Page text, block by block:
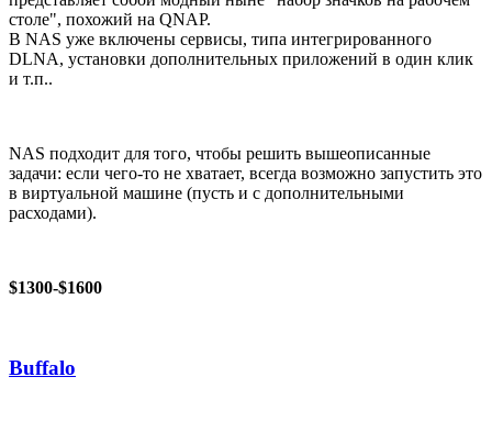
столе", похожий на QNAP.
В NAS уже включены сервисы, типа интегрированного
DLNA, установки дополнительных приложений в один клик
и т.п..
NAS подходит для того, чтобы решить вышеописанные
задачи: если чего-то не хватает, всегда возможно запустить это
в виртуальной машине (пусть и с дополнительными
расходами).
$1300-$1600
Buffalo